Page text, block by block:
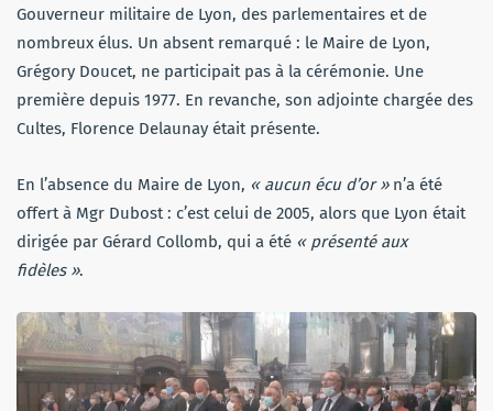
Gouverneur militaire de Lyon, des parlementaires et de
nombreux élus. Un absent remarqué : le Maire de Lyon,
Grégory Doucet, ne participait pas à la cérémonie. Une
première depuis 1977. En revanche, son adjointe chargée des
Cultes, Florence Delaunay était présente.
En l’absence du Maire de Lyon, « aucun écu d’or »n’a été
offert à Mgr Dubost : c’est celui de 2005, alors que Lyon était
dirigée par Gérard Collomb, qui a été « présenté aux
fidèles ».